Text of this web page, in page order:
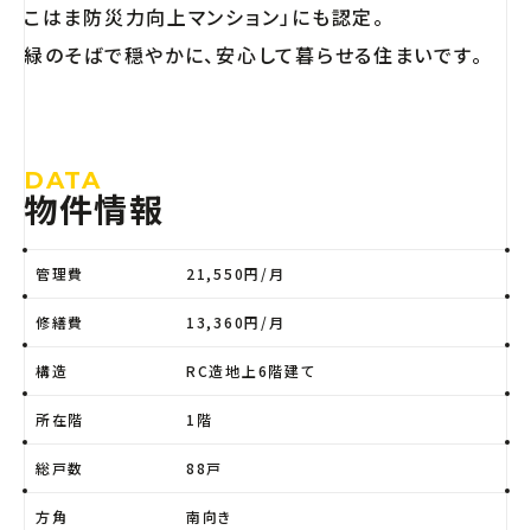
こはま防災力向上マンション」にも認定。
緑のそばで穏やかに、安心して暮らせる住まいです。
DATA
物件情報
管理費 21,550円/月
修繕費 13,360円/月
構造 RC造地上6階建て
所在階 1階
総戸数 88戸
方角 南向き